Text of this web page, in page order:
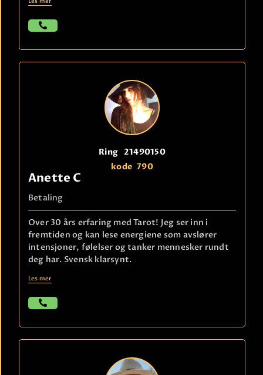
Ring 21490150
kode 790
Anette C
Betaling
Over 30 års erfaring med Tarot! Jeg ser inn i
fremtiden og kan lese energiene som avslører
intensjoner, følelser og tanker mennesker rundt
deg har. Svensk klarsynt.
Les mer